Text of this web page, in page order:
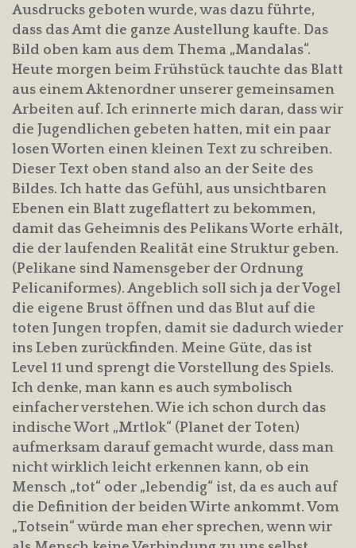
Ausdrucks geboten wurde, was dazu führte,
dass das Amt die ganze Austellung kaufte. Das
Bild oben kam aus dem Thema „Mandalas“.
Heute morgen beim Frühstück tauchte das Blatt
aus einem Aktenordner unserer gemeinsamen
Arbeiten auf. Ich erinnerte mich daran, dass wir
die Jugendlichen gebeten hatten, mit ein paar
losen Worten einen kleinen Text zu schreiben.
Dieser Text oben stand also an der Seite des
Bildes. Ich hatte das Gefühl, aus unsichtbaren
Ebenen ein Blatt zugeflattert zu bekommen,
damit das Geheimnis des Pelikans Worte erhält,
die der laufenden Realität eine Struktur geben.
(Pelikane sind Namensgeber der Ordnung
Pelicaniformes). Angeblich soll sich ja der Vogel
die eigene Brust öffnen und das Blut auf die
toten Jungen tropfen, damit sie dadurch wieder
ins Leben zurückfinden. Meine Güte, das ist
Level 11 und sprengt die Vorstellung des Spiels.
Ich denke, man kann es auch symbolisch
einfacher verstehen. Wie ich schon durch das
indische Wort „Mrtlok“ (Planet der Toten)
aufmerksam darauf gemacht wurde, dass man
nicht wirklich leicht erkennen kann, ob ein
Mensch „tot“ oder „lebendig“ ist, da es auch auf
die Definition der beiden Wirte ankommt. Vom
„Totsein“ würde man eher sprechen, wenn wir